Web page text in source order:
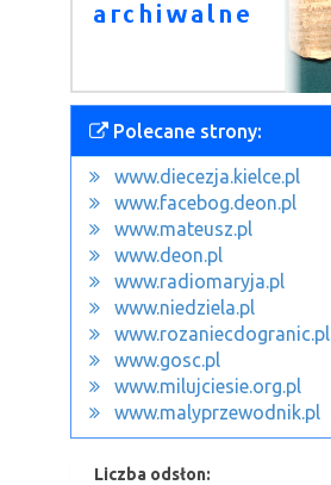
Polecane strony:
www.diecezja.kielce.pl
www.facebog.deon.pl
www.mateusz.pl
www.deon.pl
www.radiomaryja.pl
www.niedziela.pl
www.rozaniecdogranic.pl
www.gosc.pl
www.milujciesie.org.pl
www.malyprzewodnik.pl
Liczba odsłon: